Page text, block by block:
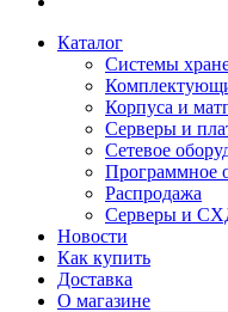
Каталог
Системы
Корпуса и
Серверы и
Сетевое
Программное
Распродажа
Серверы и
Новости
Как купить
Доставка
О магазине